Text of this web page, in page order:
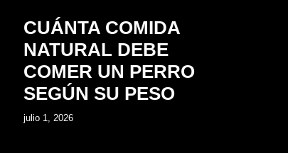
CUÁNTA COMIDA
NATURAL DEBE
COMER UN PERRO
SEGÚN SU PESO
julio 1, 2026